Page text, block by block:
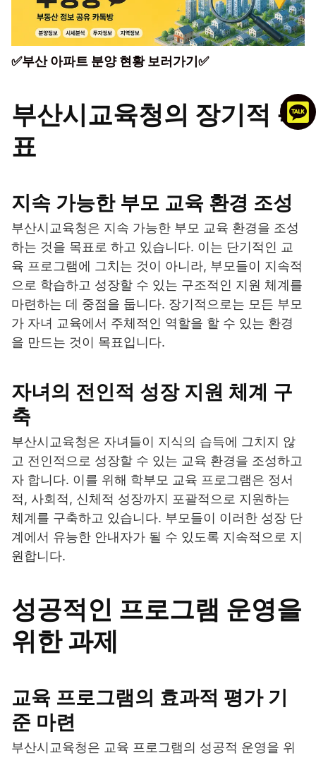
✅부산 아파트 분양 현황 보러가기✅
부산시교육청의 장기적 목
표
지속 가능한 부모 교육 환경 조성
부산시교육청은 지속 가능한 부모 교육 환경을 조성
하는 것을 목표로 하고 있습니다. 이는 단기적인 교
육 프로그램에 그치는 것이 아니라, 부모들이 지속적
으로 학습하고 성장할 수 있는 구조적인 지원 체계를
마련하는 데 중점을 둡니다. 장기적으로는 모든 부모
가 자녀 교육에서 주체적인 역할을 할 수 있는 환경
을 만드는 것이 목표입니다.
자녀의 전인적 성장 지원 체계 구
축
부산시교육청은 자녀들이 지식의 습득에 그치지 않
고 전인적으로 성장할 수 있는 교육 환경을 조성하고
자 합니다. 이를 위해 학부모 교육 프로그램은 정서
적, 사회적, 신체적 성장까지 포괄적으로 지원하는
체계를 구축하고 있습니다. 부모들이 이러한 성장 단
계에서 유능한 안내자가 될 수 있도록 지속적으로 지
원합니다.
성공적인 프로그램 운영을
위한 과제
교육 프로그램의 효과적 평가 기
준 마련
부산시교육청은 교육 프로그램의 성공적 운영을 위